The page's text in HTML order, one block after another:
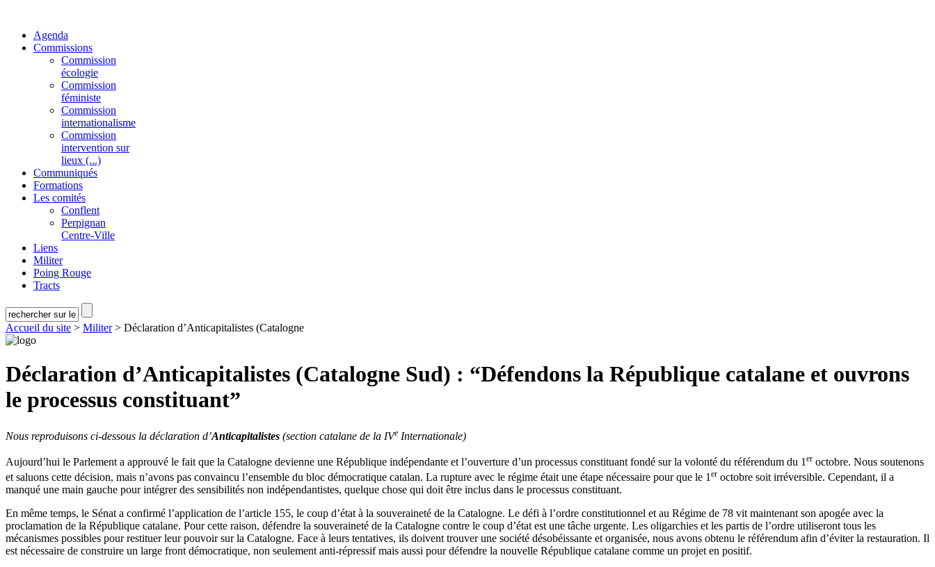
Agenda
Commissions
Commission
écologie
Commission
féministe
Commission
internationalisme
Commission
intervention sur
lieux (...)
Communiqués
Formations
Les comités
Conflent
Perpignan
Centre-Ville
Liens
Militer
Poing Rouge
Tracts
Accueil du site > Militer> Déclaration d’Anticapitalistes (Catalogne
Déclaration d’Anticapitalistes (Catalogne Sud) : “Défendons la République catalane et ouvrons
le processus constituant”
Nous reproduisons ci-dessous la déclaration d’Anticapitalistes (section catalane de la IVe Internationale)
Aujourd’hui le Parlement a approuvé le fait que la Catalogne devienne une République indépendante et l’ouverture d’un processus constituant fondé sur la volonté du référendum du 1er octobre. Nous soutenons
et saluons cette décision, mais n’avons pas convaincu l’ensemble du bloc démocratique catalan. La rupture avec le régime était une étape nécessaire pour que le 1 er octobre soit irréversible. Cependant, il a
manqué une main gauche pour intégrer des sensibilités non indépendantistes, quelque chose qui doit être inclus dans le processus constituant.
En même temps, le Sénat a confirmé l’application de l’article 155, le coup d’état à la souveraineté de la Catalogne. Le défi à l’ordre constitutionnel et au Régime de 78 vit maintenant son apogée avec la
proclamation de la République catalane. Pour cette raison, défendre la souveraineté de la Catalogne contre le coup d’état est une tâche urgente. Les oligarchies et les partis de l’ordre utiliseront tous les
mécanismes possibles pour restituer leur pouvoir sur la Catalogne. Face à leurs tentatives, ils doivent trouver une société désobéissante et organisée, nous avons obtenu le référendum afin d’éviter la restauration. Il
est nécessaire de construire un large front démocratique, non seulement anti-répressif mais aussi pour défendre la nouvelle République catalane comme un projet en positif.